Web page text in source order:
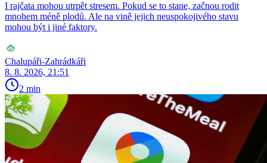
I rajčata mohou utrpět stresem. Pokud se to stane, začnou rodit
mnohem méně plodů. Ale na vině jejich neuspokojivého stavu
mohou být i jiné faktory.
Chalupáři-Zahrádkáři
8. 8. 2026, 21:51
2 min